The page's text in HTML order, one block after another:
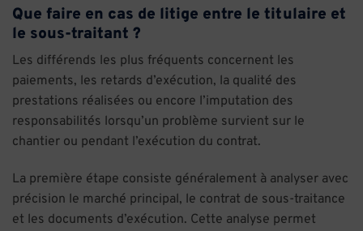
Que faire en cas de litige entre le titulaire et
le sous-traitant ?
Les différends les plus fréquents concernent les
paiements, les retards d’exécution, la qualité des
prestations réalisées ou encore l’imputation des
responsabilités lorsqu’un problème survient sur le
chantier ou pendant l’exécution du contrat.
La première étape consiste généralement à analyser avec
précision le marché principal, le contrat de sous-traitance
et les documents d’exécution. Cette analyse permet